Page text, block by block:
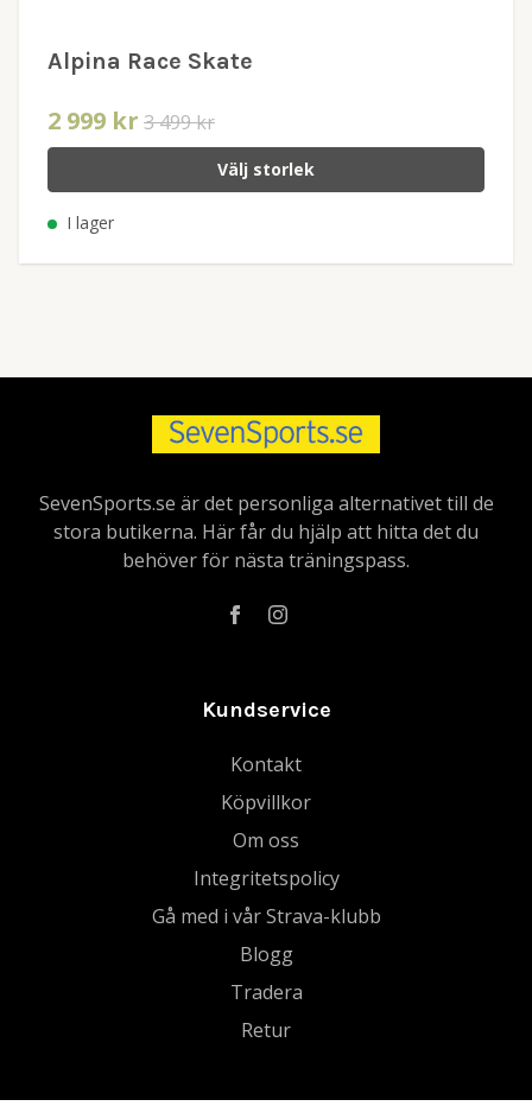
Alpina Race Skate
2 999 kr 3 499 kr
Välj storlek
I lager
SevenSports.se är det personliga alternativet till de
stora butikerna. Här får du hjälp att hitta det du
behöver för nästa träningspass.
Kundservice
Kontakt
Köpvillkor
Om oss
Integritetspolicy
Gå med i vår Strava-klubb
Blogg
Tradera
Retur